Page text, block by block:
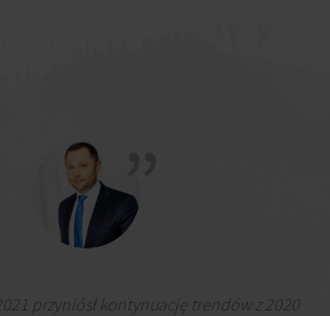
przyniósł kontynuację trendów z 2020